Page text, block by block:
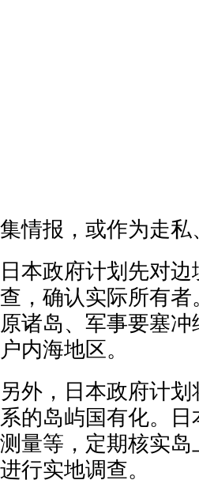
集情报，或作为走
日本政府计划先对
查，确认实际所有
原诸岛、军事要塞
户内海地区。
另外，日本政府计
系的岛屿国有化。
测量等，定期核实
进行实地调查。